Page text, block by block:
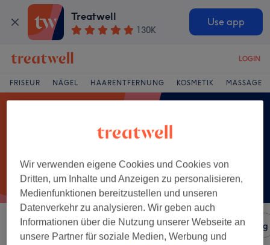
Treatwell
130K
Use app
LOGIN
FRISEUR NÄGEL HAARENTFERNUNG KOSMETIK MASSAGE
Sortieren nach Salons Expressangebote Bewertung
Wir verwenden eigene Cookies und Cookies von
Dritten, um Inhalte und Anzeigen zu personalisieren,
Medienfunktionen bereitzustellen und unseren
Datenverkehr zu analysieren. Wir geben auch
Informationen über die Nutzung unserer Webseite an
unsere Partner für soziale Medien, Werbung und